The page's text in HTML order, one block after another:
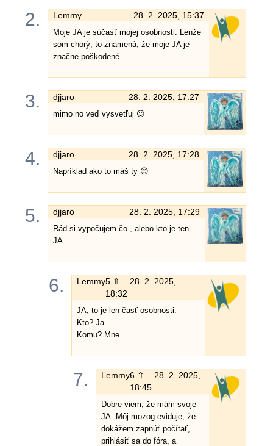
2. Lemmy 28. 2. 2025, 15:37
Moje JA je súčasť mojej osobnosti. Lenže
som chorý, to znamená, že moje JA je
značne poškodené.
3. djjaro 28. 2. 2025, 17:27
mimo no veď vysvetľuj 😉
4. djjaro 28. 2. 2025, 17:28
Napríklad ako to máš ty 😊
5. djjaro 28. 2. 2025, 17:29
Rád si vypočujem čo , alebo kto je ten
JA
6. Lemmy5 ⇧
28. 2. 2025,
18:32
JA, to je len časť osobnosti.
Kto? Ja.
Komu? Mne.
7. Lemmy6 ⇧
28. 2. 2025,
18:45
Dobre viem, že mám svoje
JA. Môj mozog eviduje, že
dokážem zapnúť počítať,
prihlásiť sa do fóra, a